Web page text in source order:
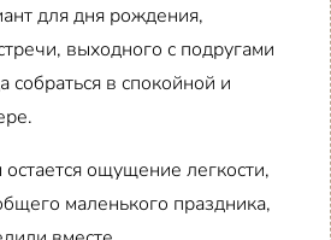
для дня рождения,
выходного с подругами
собраться в спокойной и
ощущение легкости,
маленького праздника,